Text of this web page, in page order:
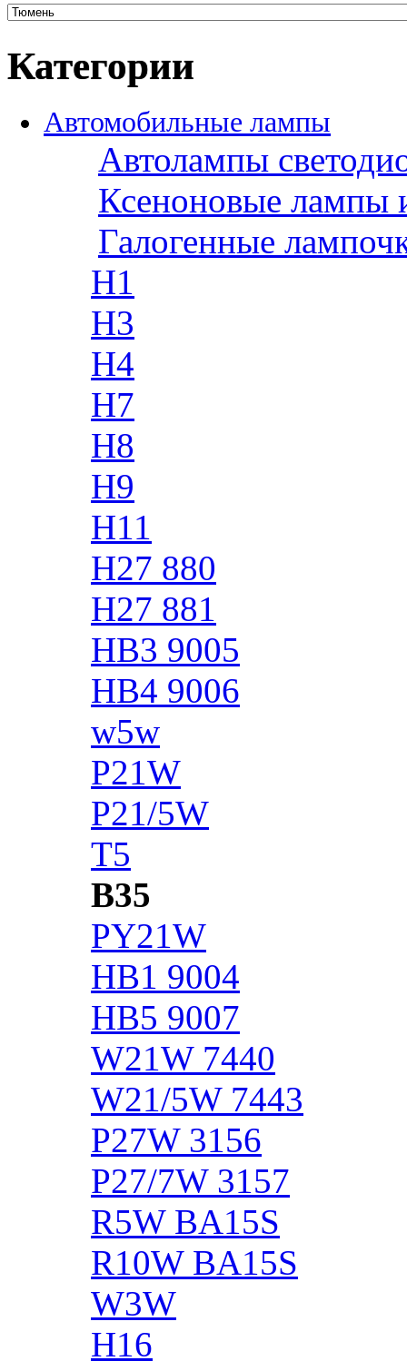
Категории
Автомобильные лампы
Автолампы
Ксеноновые лампы
Галогенные
H1
H3
H4
H7
H8
H9
H11
H27 880
H27 881
HB3 9005
HB4 9006
w5w
P21W
P21/5W
T5
B35
PY21W
HB1 9004
HB5 9007
W21W 7440
W21/5W 7443
P27W 3156
P27/7W 3157
R5W BA15S
R10W BA15S
W3W
H16